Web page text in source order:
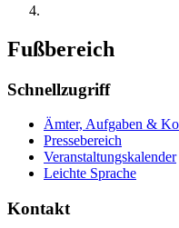
Fußbereich
Schnellzugriff
Ämter, Aufgaben &
Pressebereich
Veranstaltungskalender
Leichte Sprache
Kontakt